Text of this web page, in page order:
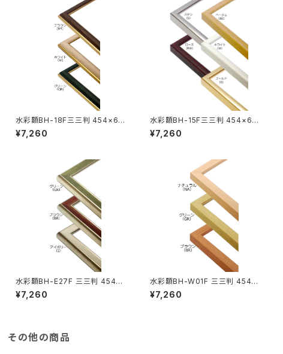
水彩額BH-18F三三判 454×605
ミリ
¥7,260
水彩額BH-15F三三判 454×605
ミリ
¥7,260
水彩額BH-E27F 三三判 454×6
05ミリ
¥7,260
水彩額BH-W01F 三三判 454×6
05ミリ
¥7,260
その他の商品